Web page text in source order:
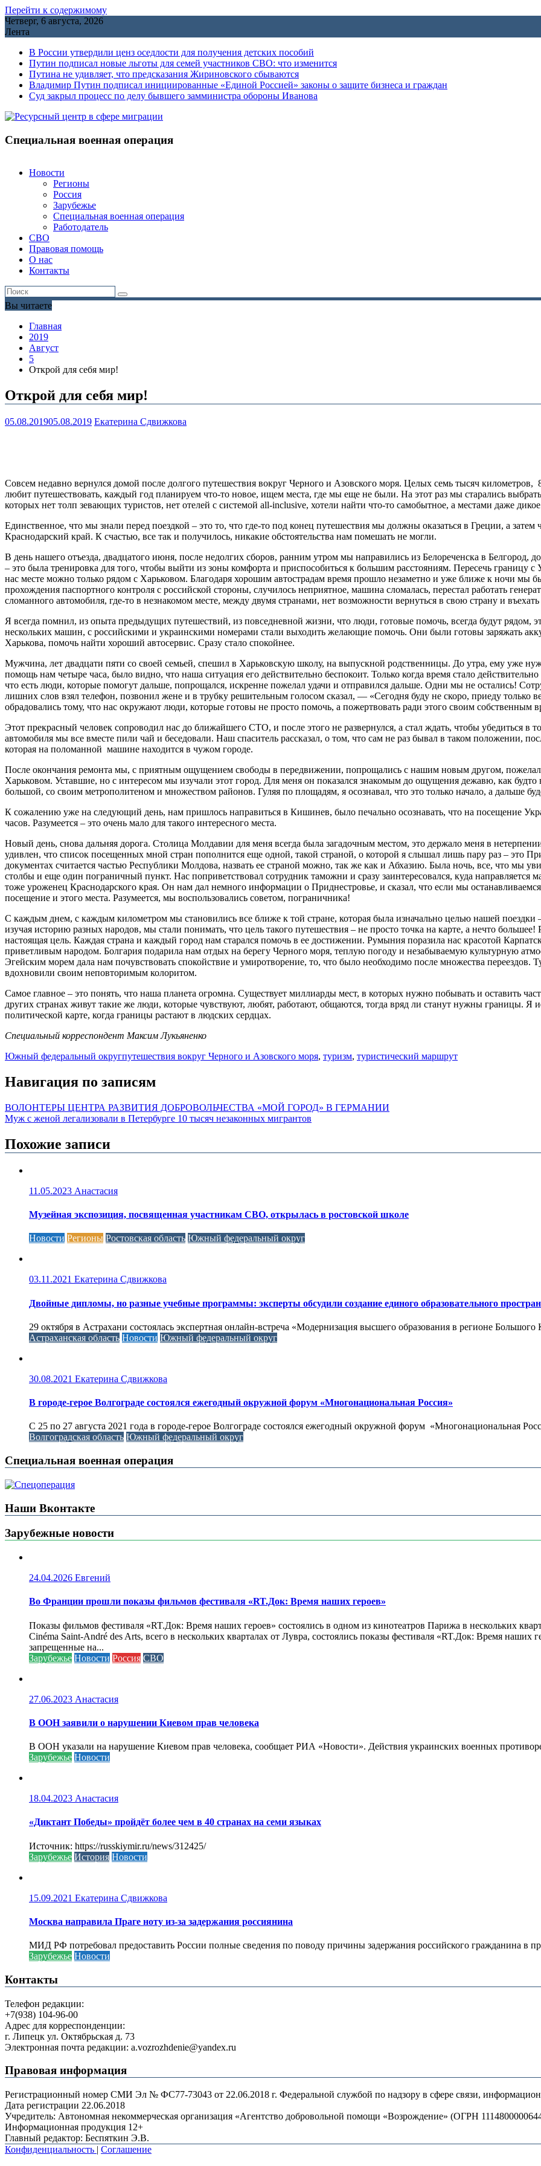
Перейти к содержимому
Четверг, 6 августа, 2026
Лента
В России утвердили ценз оседлости для получения детских пособий
Путин подписал новые льготы для семей участников СВО: что изменится
Путина не удивляет, что предсказания Жириновского сбываются
Владимир Путин подписал инициированные «Единой Россией» законы о защите бизнеса и граждан
Cуд закрыл процесс по делу бывшего замминистра обороны Иванова
Специальная военная операция
Новости
Регионы
Россия
Зарубежье
Специальная военная операция
Работодатель
СВО
Правовая помощь
О нас
Контакты
Вы читаете
Главная
2019
Август
5
Открой для себя мир!
Открой для себя мир!
05.08.201905.08.2019 Екатерина Сдвижкова
Совсем недавно вернулся домой после долгого путешествия вокруг Черного и Азовского моря. Целых семь тысяч километров,
любит путешествовать, каждый год планируем что-то новое, ищем места, где мы еще не были. На этот раз мы старались
которых нет толп зевающих туристов, нет отелей с системой all-inclusive, хотели найти что-то самобытное, а местами даже
Единственное, что мы знали перед поездкой – это то, что где-то под конец путешествия мы должны оказаться в Греции, а
Краснодарский край. К счастью, все так и получилось, никакие обстоятельства нам помешать не могли.
В день нашего отъезда, двадцатого июня, после недолгих сборов, ранним утром мы направились из Белореченска в Белгород,
– это была тренировка для того, чтобы выйти из зоны комфорта и приспособиться к большим расстояниям. Пересечь границу
нас месте можно только рядом с Харьковом. Благодаря хорошим автострадам время прошло незаметно и уже ближе к ночи мы
прохождения паспортного контроля с российской стороны, случилось неприятное, машина сломалась, перестал работать
сломанного автомобиля, где-то в незнакомом месте, между двумя странами, нет возможности вернуться в свою страну и
Я всегда помнил, из опыта предыдущих путешествий, из повседневной жизни, что люди, готовые помочь, всегда будут рядом,
нескольких машин, с российскими и украинскими номерами стали выходить желающие помочь. Они были готовы заряжать
Харькова, помочь найти хороший автосервис. Сразу стало спокойнее.
Мужчина, лет двадцати пяти со своей семьей, спешил в Харьковскую школу, на выпускной родственницы. До утра, ему уже
помощь нам четыре часа, было видно, что наша ситуация его действительно беспокоит. Только когда время стало
что есть люди, которые помогут дальше, попрощался, искренне пожелал удачи и отправился дальше. Одни мы не остались!
лишних слов взял телефон, позвонил жене и в трубку решительным голосом сказал, — «Сегодня буду не скоро, приеду только
обрадовались тому, что нас окружают люди, которые готовы не просто помочь, а пожертвовать ради этого своим собственным
Этот прекрасный человек сопроводил нас до ближайшего СТО, и после этого не развернулся, а стал ждать, чтобы убедиться в
автомобиля мы все вместе пили чай и беседовали. Наш спаситель рассказал, о том, что сам не раз бывал в таком положении,
которая на поломанной машине находится в чужом городе.
После окончания ремонта мы, с приятным ощущением свободы в передвижении, попрощались с нашим новым другом,
Харьковом. Уставшие, но с интересом мы изучали этот город. Для меня он показался знакомым до ощущения дежавю, как
большой, со своим метрополитеном и множеством районов. Гуляя по площадям, я осознавал, что это только начало, а дальше
К сожалению уже на следующий день, нам пришлось направиться в Кишинев, было печально осознавать, что на посещение
часов. Разумеется – это очень мало для такого интересного места.
Новый день, снова дальняя дорога. Столица Молдавии для меня всегда была загадочным местом, это держало меня в
удивлен, что список посещенных мной стран пополнится еще одной, такой страной, о которой я слышал лишь пару раз – это
документах считается частью Республики Молдова, назвать ее страной можно, так же как и Абхазию. Была ночь, все, что мы
столбы и еще один пограничный пункт. Нас поприветствовал сотрудник таможни и сразу заинтересовался, куда
тоже уроженец Краснодарского края. Он нам дал немного информации о Приднестровье, и сказал, что если мы
посещение и этого места. Разумеется, мы воспользовались советом, пограничника!
С каждым днем, с каждым километром мы становились все ближе к той стране, которая была изначально целью нашей
изучая историю разных народов, мы стали понимать, что цель такого путешествия – не просто точка на карте, а нечто
настоящая цель. Каждая страна и каждый город нам старался помочь в ее достижении. Румыния поразила нас красотой
приветливым народом. Болгария подарила нам отдых на берегу Черного моря, теплую погоду и незабываемую культурную
Эгейским морем дала нам почувствовать спокойствие и умиротворение, то, что было необходимо после множества переездов.
вдохновили своим неповторимым колоритом.
Самое главное – это понять, что наша планета огромна. Существует миллиарды мест, в которых нужно побывать и оставить
других странах живут такие же люди, которые чувствуют, любят, работают, общаются, тогда вряд ли станут нужны границы. Я
политической карте, когда границы растают в людских сердцах.
Специальный корреспондент Максим Лукьяненко
Южный федеральный округпутешествия вокруг Черного и Азовского моря, туризм, туристический маршрут
Навигация по записям
ВОЛОНТЕРЫ ЦЕНТРА РАЗВИТИЯ ДОБРОВОЛЬЧЕСТВА «МОЙ ГОРОД» В ГЕРМАНИИ
Муж с женой легализовали в Петербурге 10 тысяч незаконных мигрантов
Похожие записи
11.05.2023 Анастасия
Музейная экспозиция, посвященная участникам СВО, открылась в ростовской школе
Новости Регионы Ростовская область Южный федеральный округ
03.11.2021 Екатерина Сдвижкова
Двойные дипломы, но разные учебные программы: эксперты обсудили создание единого образовательного
29 октября в Астрахани состоялась экспертная онлайн-встреча «Модернизация высшего образования в регионе
Астраханская область Новости Южный федеральный округ
30.08.2021 Екатерина Сдвижкова
В городе-герое Волгограде состоялся ежегодный окружной форум «Многонациональная Россия»
C 25 по 27 августа 2021 года в городе-герое Волгограде состоялся ежегодный окружной форум «Многонациональная
Волгоградская область Южный федеральный округ
Специальная военная операция
Наши Вконтакте
Зарубежные новости
24.04.2026 Евгений
Во Франции прошли показы фильмов фестиваля «RT.Док: Время наших героев»
Показы фильмов фестиваля «RT.Док: Время наших героев» состоялись в одном из кинотеатров Парижа в нескольких
Cinéma Saint-André des Arts, всего в нескольких кварталах от Лувра, состоялись показы фестиваля «RT.Док: Время
запрещенные на...
Зарубежье Новости Россия СВО
27.06.2023 Анастасия
В ООН заявили о нарушении Киевом прав человека
В ООН указали на нарушение Киевом прав человека, сообщает РИА «Новости». Действия украинских военных
Зарубежье Новости
18.04.2023 Анастасия
«Диктант Победы» пройдёт более чем в 40 странах на семи языках
Источник: https://russkiymir.ru/news/312425/
Зарубежье История Новости
15.09.2021 Екатерина Сдвижкова
Москва направила Праге ноту из-за задержания россиянина
МИД РФ потребовал предоставить России полные сведения по поводу причины задержания российского гражданина в
Зарубежье Новости
Контакты
Телефон редакции:
+7(938) 104-96-00
Адрес для корреспонденции:
г. Липецк ул. Октябрьская д. 73
Электронная почта редакции: a.vozrozhdenie@yandex.ru
Правовая информация
Регистрационный номер СМИ Эл № ФС77-73043 от 22.06.2018 г. Федеральной службой по надзору в сфере связи,
Дата регистрации 22.06.2018
Учредитель: Автономная некоммерческая организация «Агентство добровольной помощи «Возрождение» (ОГРН
Информационная продукция 12+
Главный редактор: Беспяткин Э.В.
Конфиденциальность | Соглашение